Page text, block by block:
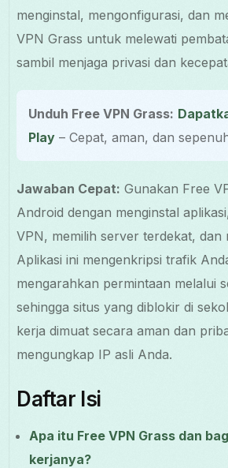
menginstal, mengonfigurasi, dan
VPN Grass untuk melewati
sambil menjaga privasi dan
Unduh Free VPN Grass:
Play – Cepat, aman, dan
Jawaban Cepat: Gunakan Free
Android dengan menginstal
VPN, memilih server terdekat, dan
Aplikasi ini mengenkripsi trafik
mengarahkan permintaan melalui
sehingga situs yang diblokir di
kerja dimuat secara aman dan
mengungkap IP asli Anda.
Daftar Isi
Apa itu Free VPN Grass dan
kerjanya?